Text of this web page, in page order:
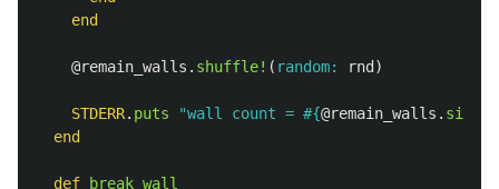
end
@remain_walls . shuffle! ( random: rnd )
STDERR. puts "wall count = #{@remain_walls . size
end
def
break_wall